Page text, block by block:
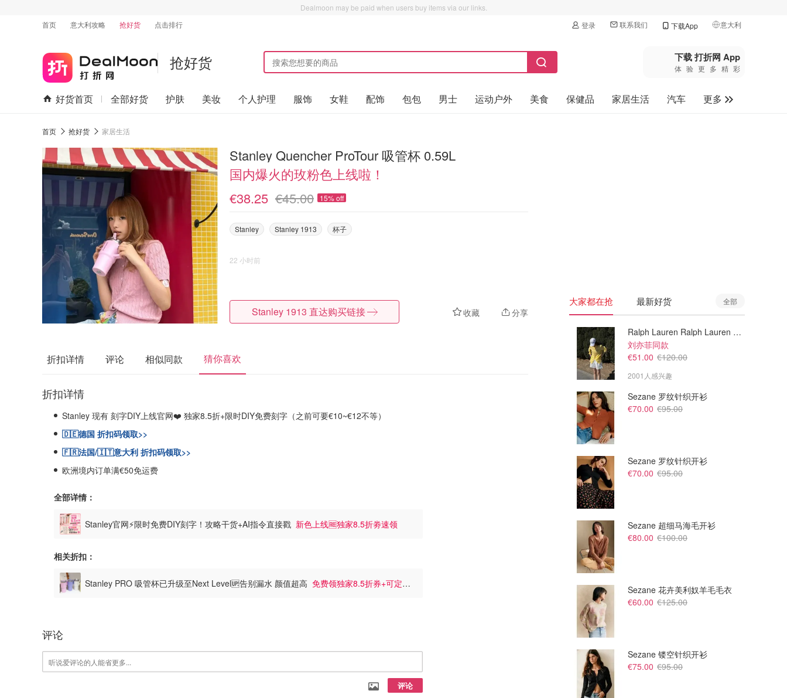
Dealmoon may be paid when users buy items via our links.
首页
意大利攻略 抢好货 点击排行 登录 联系我们 下载App 意大利
🇺🇸美国
🇨🇳中国
🇨🇦加拿大
抢好货 下载 打折网 App
体验更多精彩
好货首页 全部好货 护肤 美妆 个人护理 服饰 女鞋 配饰 包包 男士 运动户外 美食 保健品 家居生活 汽车
更多
首页 抢好货 家居生活
Stanley Quencher ProTour 吸管杯 0.59L
国内爆火的玫粉色上线啦！
€38.25 €45.00 15% off
Stanley Stanley 1913 杯子
22 小时前
收藏 分享
Stanley 1913 直达购买链接
折扣详情 评论 相似同款 猜你喜欢
折扣详情
Stanley 现有 刻字DIY上线官网❤️ 独家8.5折+限时DIY免费刻字（之前可要€10~€12不等）
🇩🇪德国 折扣码领取>>
🇫🇷法国/🇮🇹意大利 折扣码领取>>
欧洲境内订单满€50免运费
全部详情：
Stanley官网⚡️限时免费DIY刻字！攻略干货+AI指令直接戳 新色上线🆓独家8.5折劵速领
相关折扣：
Stanley PRO 吸管杯已升级至Next Level🆙告别漏水 颜值超高 免费领独家8.5折券+可定制
评论
评论
大家都在抢 最新好货 全部
Ralph Lauren Ralph Lauren 男童亚麻衬衫
刘亦菲同款
€51.00 €120.00
2001人感兴趣
Sezane 罗纹针织开衫
€70.00 €95.00
Sezane 罗纹针织开衫
€70.00 €95.00
Sezane 超细马海毛开衫
€80.00 €100.00
Sezane 花卉美利奴羊毛毛衣
€60.00 €125.00
Sezane 镂空针织开衫
€75.00 €95.00